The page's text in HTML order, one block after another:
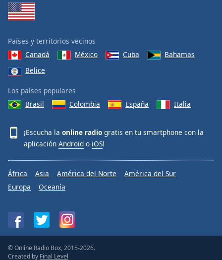
Países y territorios vecinos
Canadá
México Cuba
Bahamas
Belice
Los países populares
Brasil
Colombia España Italia
¡Escucha la online radio gratis en tu smartphone con la
aplicación Android o iOS!
África Asia América del Norte
América del Sur
Europa
Oceanía
© Online Radio Box, 2015-2026.
Created by Final Level